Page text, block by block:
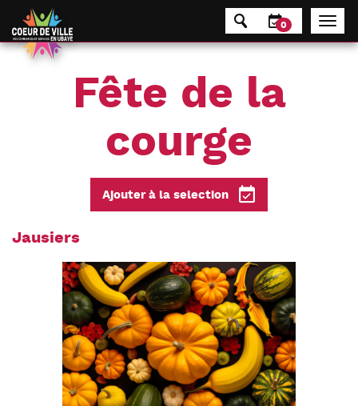
0
Fête de la
courge
Ajouter à la selection
Jausiers
Panneau de gestion des cookies